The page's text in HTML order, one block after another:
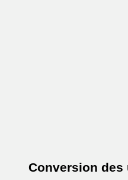
Conversion des